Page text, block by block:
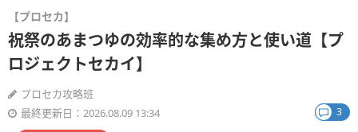
【プロセカ】
祝祭のあまつゆの効率的な集め方と使い道【プ
ロジェクトセカイ】
プロセカ攻略班
最終更新日：2026.08.09 13:34
3